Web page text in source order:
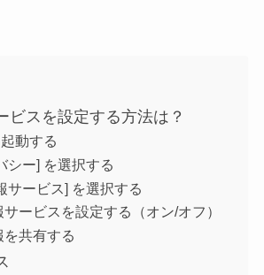
ビスを設定する方法は？
動する
シー] を選択する
サービス] を選択する
ービスを設定する（オン/オフ）
共有する